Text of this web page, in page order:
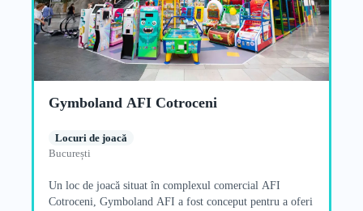
Gymboland AFI Cotroceni
Locuri de joacă
București
Un loc de joacă situat în complexul comercial AFI
Cotroceni, Gymboland AFI a fost conceput pentru a oferi